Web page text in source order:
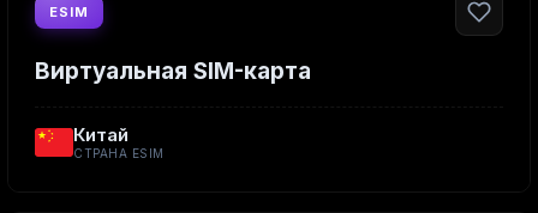
ESIM
Виртуальная SIM-карта
Китай
СТРАНА ESIM